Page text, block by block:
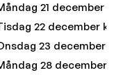
21 december
22 december kl.
23 december
28 december